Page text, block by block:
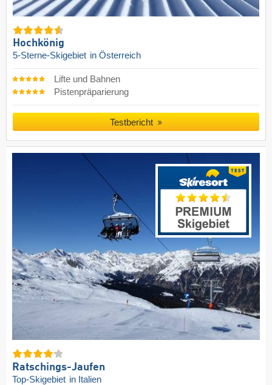
Hochkönig
5-Sterne-Skigebiet in Österreich
Lifte und Bahnen
Pistenpräparierung
Testbericht
Ratschings-Jaufen
Top-Skigebiet in Italien